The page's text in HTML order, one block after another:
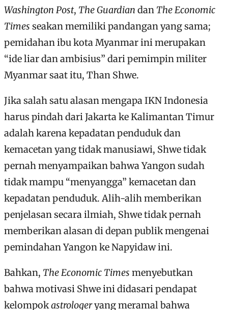
Washington Post, The Guardian dan The Economic
Times seakan memiliki pandangan yang sama;
pemidahan ibu kota Myanmar ini merupakan
“ide liar dan ambisius” dari pemimpin militer
Myanmar saat itu, Than Shwe.
Jika salah satu alasan mengapa IKN Indonesia
harus pindah dari Jakarta ke Kalimantan Timur
adalah karena kepadatan penduduk dan
kemacetan yang tidak manusiawi, Shwe tidak
pernah menyampaikan bahwa Yangon sudah
tidak mampu “menyangga” kemacetan dan
kepadatan penduduk. Alih-alih memberikan
penjelasan secara ilmiah, Shwe tidak pernah
memberikan alasan di depan publik mengenai
pemindahan Yangon ke Napyidaw ini.
Bahkan, The Economic Times menyebutkan
bahwa motivasi Shwe ini didasari pendapat
kelompokastrologeryang meramal bahwa